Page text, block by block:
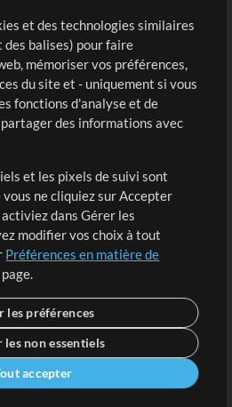
Compte
Connexion
S'inscrire
et des technologies similaires
des balises) pour faire
mémoriser vos préférences,
du site et - uniquement si vous
fonctions d'analyse et de
des informations avec
et les pixels de suivi sont
ne cliquiez sur Accepter
dans Gérer les
modifier vos choix à tout
Préférences en matière de
les préférences
les non essentiels
accepter